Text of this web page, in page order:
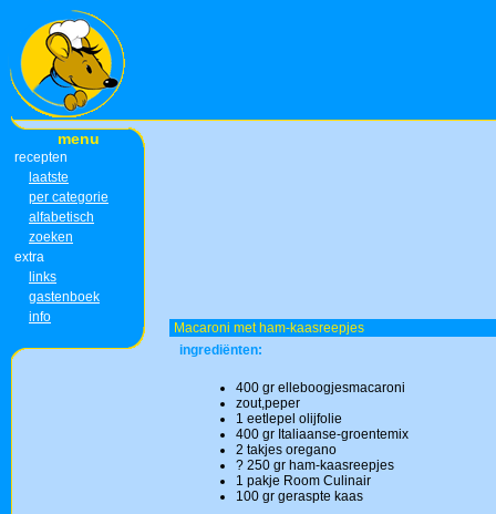
menu
recepten
laatste
per categorie
alfabetisch
zoeken
extra
links
gastenboek
info
Macaroni met ham-kaasreepjes
ingrediënten:
400 gr elleboogjesmacaroni
zout,peper
1 eetlepel olijfolie
400 gr Italiaanse-groentemix
2 takjes oregano
? 250 gr ham-kaasreepjes
1 pakje Room Culinair
100 gr geraspte kaas